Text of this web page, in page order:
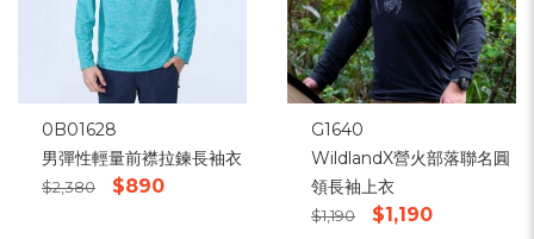
0B01628
男彈性輕量前襟拉鍊長袖衣
$2,380 $890
G1640
WildlandX營火部落聯名圓
領長袖上衣
$1,190 $1,190